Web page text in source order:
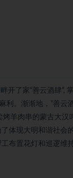
开了家“善云酒肆
利。渐渐地，”善
羊肉串的蒙古大
体现大明和谐社
布置花灯和巡逻